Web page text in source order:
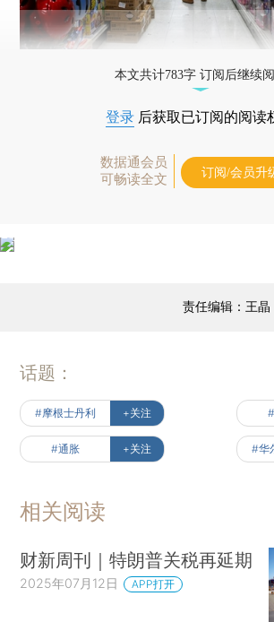
本文共计783字 订阅后继续
登录 后获取已订阅的阅读
数据通会员
可畅读全文
订阅/会员升
责任编辑：王
话题：
#摩根士丹利 +关注
#通胀 +关注 #华
相关阅读
财新周刊｜特朗普关税再延期
2025年07月12日 APP打开